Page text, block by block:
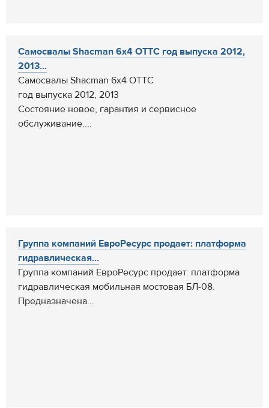
Самосвалы Shacman 6х4 ОТТС год выпуска 2012,
2013...
Самосвалы Shacman 6х4 ОТТС
год выпуска 2012, 2013
Состояние новое, гарантия и сервисное
обслуживание....
Группа компаний ЕвроРесурс продает: платформа
гидравлическая...
Группа компаний ЕвроРесурс продает: платформа
гидравлическая мобильная мостовая БЛ-08.
Предназначена...